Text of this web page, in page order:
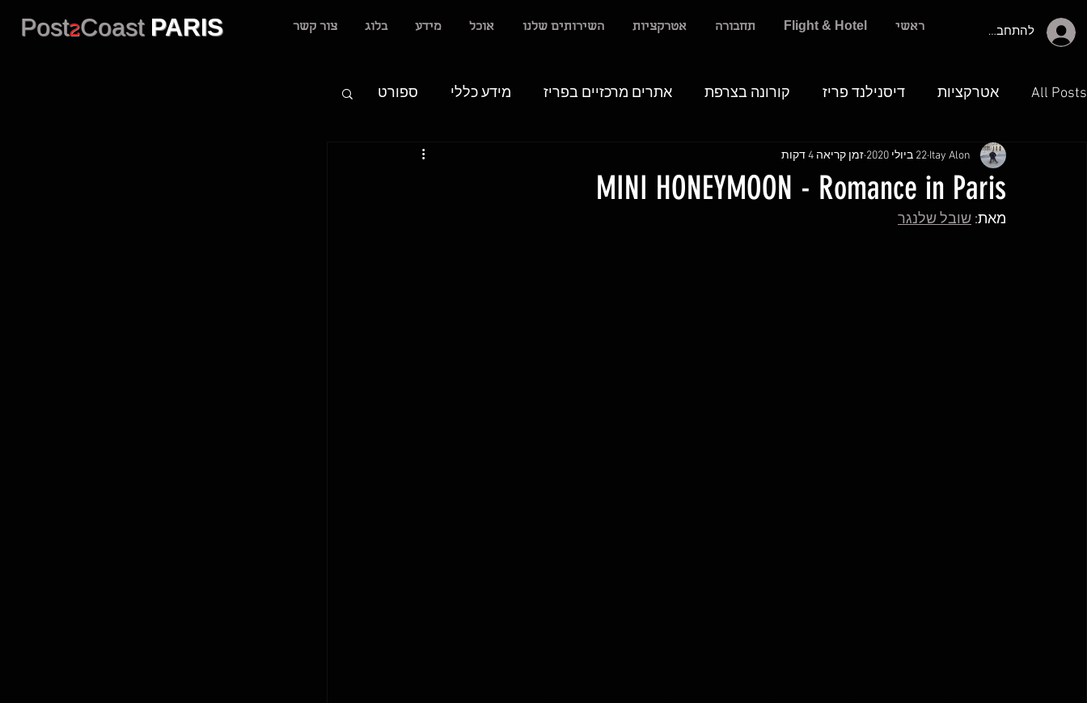
Post2Coast PARIS להתחברות ראשי Flight & Hotel תחבורה אטרקציות השירותים שלנו אוכל מידע בלוג צור קשר
All Posts אטרקציות דיסנילנד פריז קורונה בצרפת אתרים מרכזיים בפריז מידע כללי ספורט
MINI HONEYMOON - Romance in Paris
Itay Alon 22 ביולי 2020 זמן קריאה 4 דקות
מאת: שובל שלנגר